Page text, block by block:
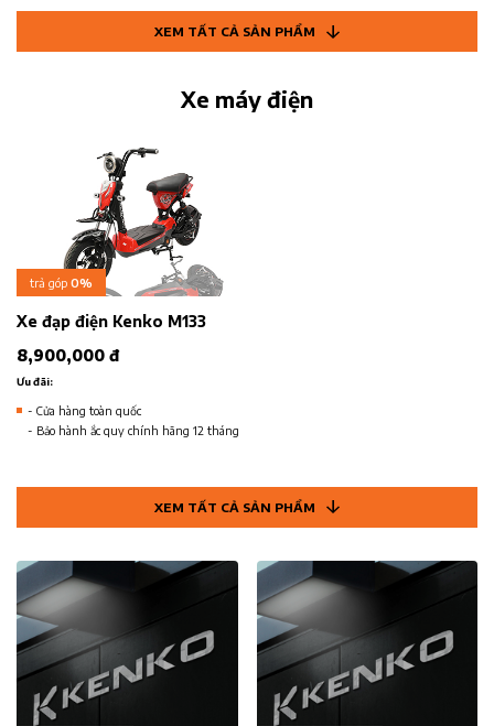
XEM TẤT CẢ SẢN PHẨM
Xe máy điện
trả góp 0%
Xe đạp điện Kenko M133
8,900,000 đ
Ưu đãi:
- Cửa hàng toàn quốc
- Bảo hành ắc quy chính hãng 12 tháng
XEM TẤT CẢ SẢN PHẨM